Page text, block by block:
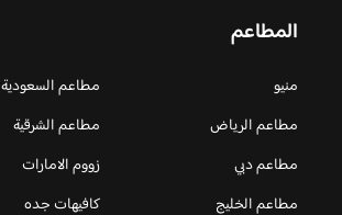
المطاعم
منيو
مطاعم السعودية
مطاعم الرياض
مطاعم الشرقية
مطاعم دبي
زووم الامارات
مطاعم الخليج
كافيهات جده